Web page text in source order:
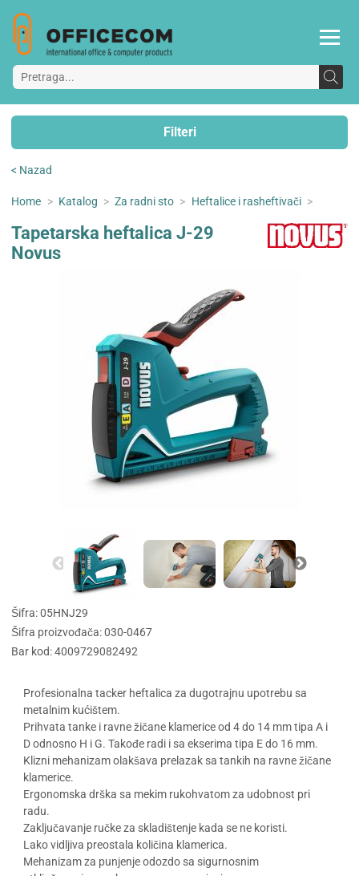
Filteri
< Nazad
Home > Katalog > Za radni sto > Heftalice i rasheftivači >
Tapetarska heftalica J-29
Novus
Šifra: 05HNJ29
Šifra proizvođača: 030-0467
Bar kod: 4009729082492
Profesionalna tacker heftalica za dugotrajnu upotrebu sa
metalnim kućištem.
Prihvata tanke i ravne žičane klamerice od 4 do 14 mm tipa A i
D odnosno H i G. Takođe radi i sa ekserima tipa E do 16 mm.
Klizni mehanizam olakšava prelazak sa tankih na ravne žičane
klamerice.
Ergonomska drška sa mekim rukohvatom za udobnost pri
radu.
Zaključavanje ručke za skladištenje kada se ne koristi.
Lako vidljiva preostala količina klamerica.
Mehanizam za punjenje odozdo sa sigurnosnim